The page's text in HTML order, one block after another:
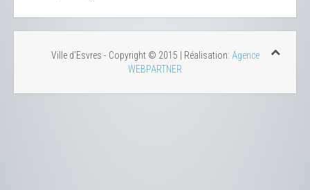
Ville d'Esvres - Copyright © 2015 | Réalisation: Agence
WEBPARTNER